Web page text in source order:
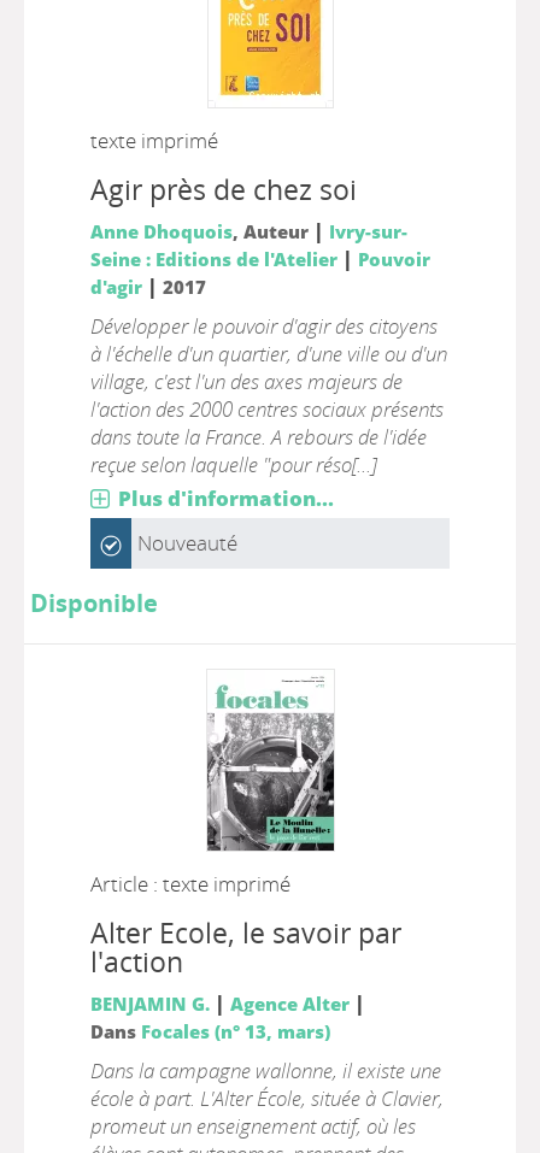
texte imprimé
Agir près de chez soi
Anne Dhoquois, Auteur | Ivry-sur-
Seine : Editions de l'Atelier| Pouvoir
d'agir| 2017
Développer le pouvoir d'agir des citoyens
à l'échelle d'un quartier, d'une ville ou d'un
village, c'est l'un des axes majeurs de
l'action des 2000 centres sociaux présents
dans toute la France. A rebours de l'idée
reçue selon laquelle "pour réso[...]
Plus d'information...
Nouveauté
Disponible
Article : texte imprimé
Alter Ecole, le savoir par
l'action
BENJAMIN G. | Agence Alter|
Dans Focales (n° 13, mars)
Dans la campagne wallonne, il existe une
école à part. L'Alter École, située à Clavier,
promeut un enseignement actif, où les